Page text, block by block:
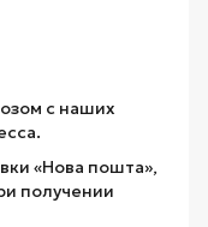
с наших
«Нова пошта»,
получении